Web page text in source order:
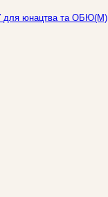
для юнацтва та ОБЮ(М)